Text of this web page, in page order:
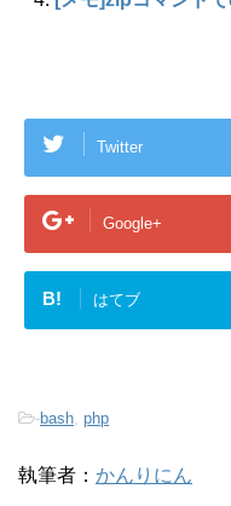
Twitter
Google+
B! はてブ
-bash php
執筆者： かんりにん